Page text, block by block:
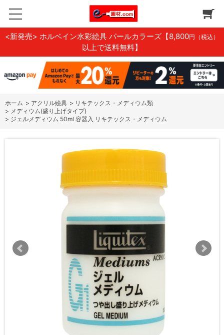
<新発売> ホルベイン水彩絵具 パールカラーズ 【8,800円（税込）
以上で送料無料】
ホーム > アクリル絵具 > リキテックス・メディウム類
> メディウム(盛り上げタイプ)
> ジェルメディウム 50ml 容器入 リキテックス・メディウム